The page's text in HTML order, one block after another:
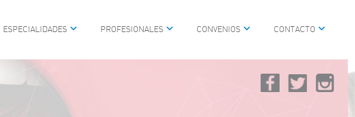
ESPECIALIDADES
CIRUGÍA PLÁSTICA FACIAL
UNIDAD DE VIDEOENDOSCOPIA
CIRUGÍA DE BASE DE CRÁNEO, CABEZA, CUELLO Y
MAXILOFACIAL
REHABILITACIÓN AUDITIVA
ALTERACIONES DE LA VOZ, HABLA Y LENGUAJE
PROFESIONALES CONVENIOS CONTACTO